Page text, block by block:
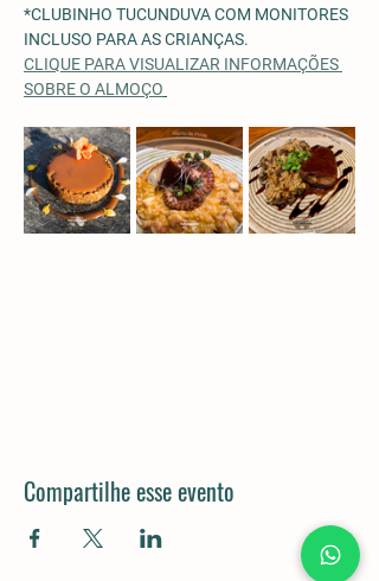
*CLUBINHO TUCUNDUVA COM MONITORES
INCLUSO PARA AS CRIANÇAS.
CLIQUE PARA VISUALIZAR INFORMAÇÕES
SOBRE O ALMOÇO
Compartilhe esse evento